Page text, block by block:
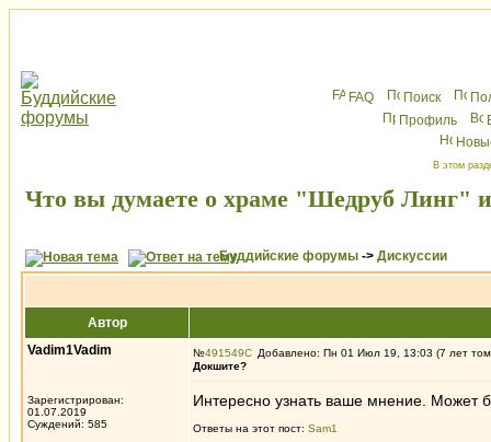
FAQ Поиск
Профиль
В этом
Что вы думаете о храме "Шедруб Линг"
Буддийские форумы -> Дискуссии
Автор
Vadim1Vadim
Зарегистрирован:
01.07.2019
Суждений: 585
№491549
Добавлено: Пн 01 Июл 19, 13:03 (7 лет
Докшите?
Интересно узнать ваше мнение. Может
Ответы на этот пост: Sam1